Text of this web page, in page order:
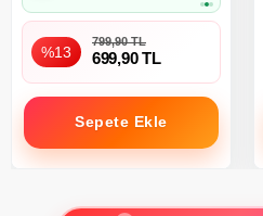
%13
799,90 TL
699,90 TL
Sepete Ekle